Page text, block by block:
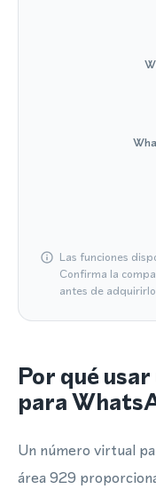
Las funciones
Confirma la
antes de
Por qué
para
Un número virtual
área 929